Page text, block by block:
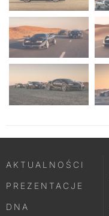
AKTUALNOŚCI
PREZENTACJE
DNA